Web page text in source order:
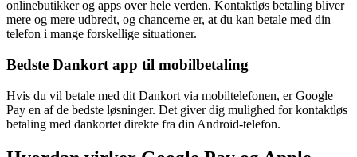
onlinebutikker og apps over hele verden. Kontaktløs betaling bliver
mere og mere udbredt, og chancerne er, at du kan betale med din
telefon i mange forskellige situationer.
Bedste Dankort app til mobilbetaling
Hvis du vil betale med dit Dankort via mobiltelefonen, er Google
Pay en af de bedste løsninger. Det giver dig mulighed for kontaktløs
betaling med dankortet direkte fra din Android-telefon.